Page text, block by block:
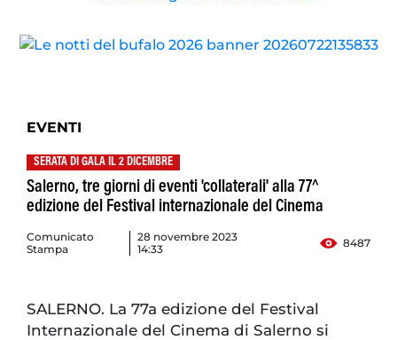
EVENTI
SERATA DI GALA IL 2 DICEMBRE
Salerno, tre giorni di eventi 'collaterali' alla 77^
edizione del Festival internazionale del Cinema
Comunicato
Stampa
28 novembre 2023
14:33
8487
SALERNO. La 77a edizione del Festival
Internazionale del Cinema di Salerno si